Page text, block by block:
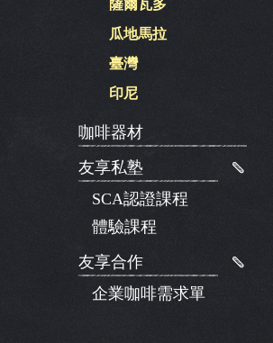
薩爾瓦多
瓜地馬拉
臺灣
印尼
咖啡器材
友享私塾
SCA認證課程
體驗課程
友享合作
企業咖啡需求單